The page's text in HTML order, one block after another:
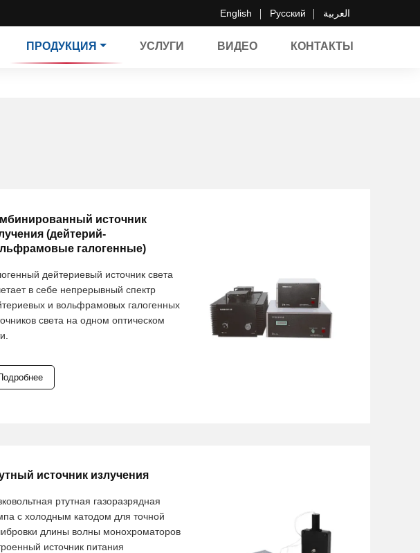
English Русский العربية
ПРОДУКЦИЯ УСЛУГИ ВИДЕО КОНТАКТЫ
источник
(дейтерий-
галогенные)
дейтериевый источник света
в себе непрерывный спектр
и вольфрамовых галогенных
света на одном оптическом
источник излучения
ртутная газоразрядная
с холодным катодом для точной
длины волны монохроматоров
источник питания